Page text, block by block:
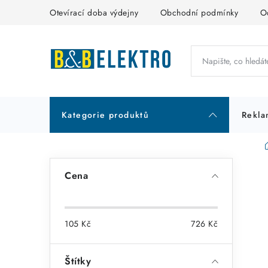
Otevírací doba výdejny Obchodní podmínky
Kategorie produktů
t
Cena
105 Kč 726 Kč
Štítky